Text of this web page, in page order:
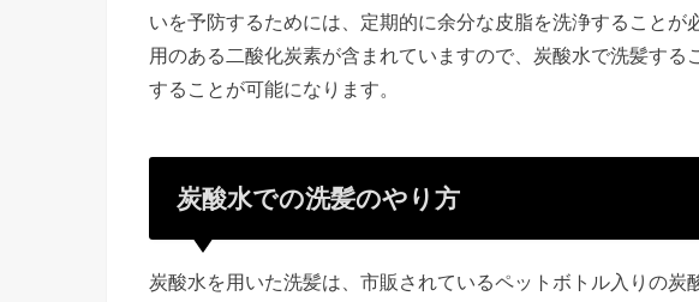
いを予防するためには、定期的に余分な皮脂を洗浄することが
用のある二酸化炭素が含まれていますので、炭酸水で洗髪す
することが可能になります。
炭酸水での洗髪のやり方
炭酸水を用いた洗髪は、市販されているペットボトル入りの炭